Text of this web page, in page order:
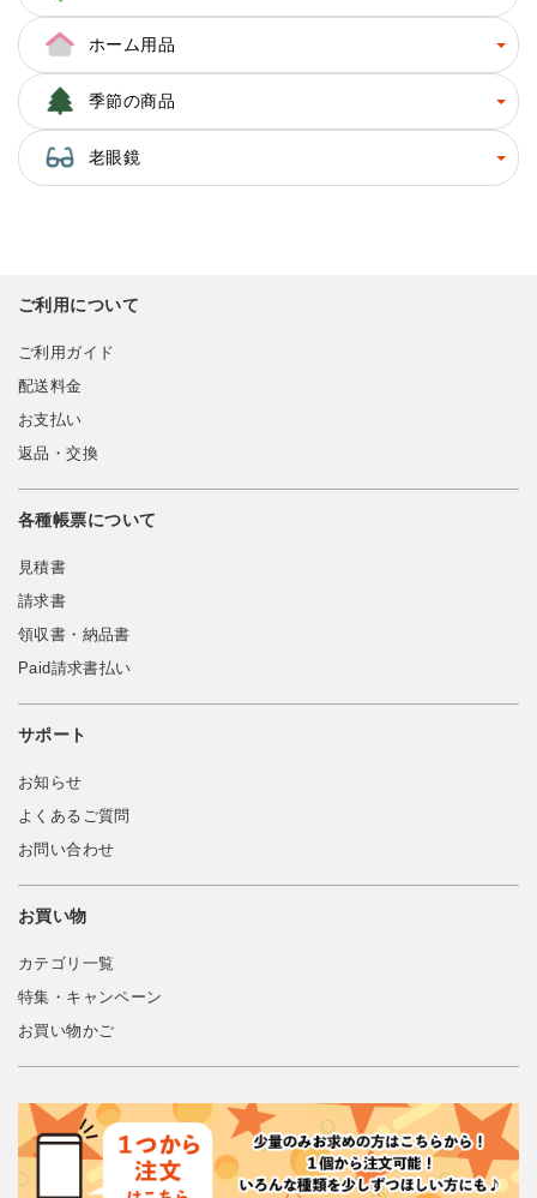
ホーム用品
季節の商品
老眼鏡
ご利用について
ご利用ガイド
配送料金
お支払い
返品・交換
各種帳票について
見積書
請求書
領収書・納品書
Paid請求書払い
サポート
お知らせ
よくあるご質問
お問い合わせ
お買い物
カテゴリ一覧
特集・キャンペーン
お買い物かご